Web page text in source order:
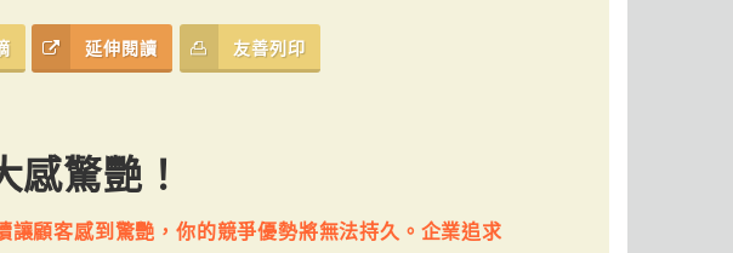
延伸閱讀 友善列印
感驚艷！
讓顧客感到驚艷，你的競爭優勢將無法持久。企業追求